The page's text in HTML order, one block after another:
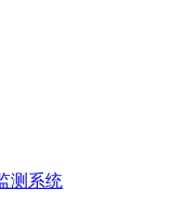
测系统